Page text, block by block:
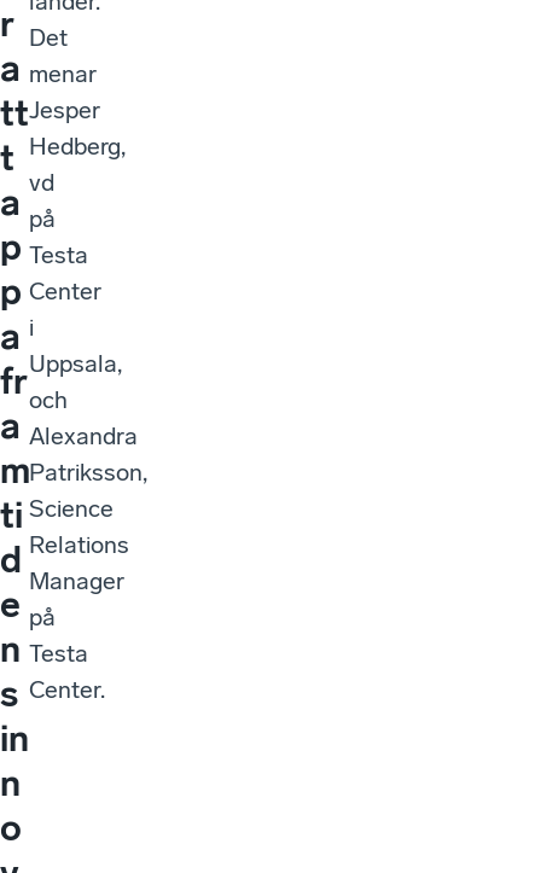
r
a
tt
t
a
p
p
a
fr
a
m
ti
d
e
n
s
in
n
o
Det
menar
Jesper
Hedberg,
vd
på
Testa
Center
i
Uppsala,
och
Alexandra
Patriksson,
Science
Relations
Manager
på
Testa
Center.